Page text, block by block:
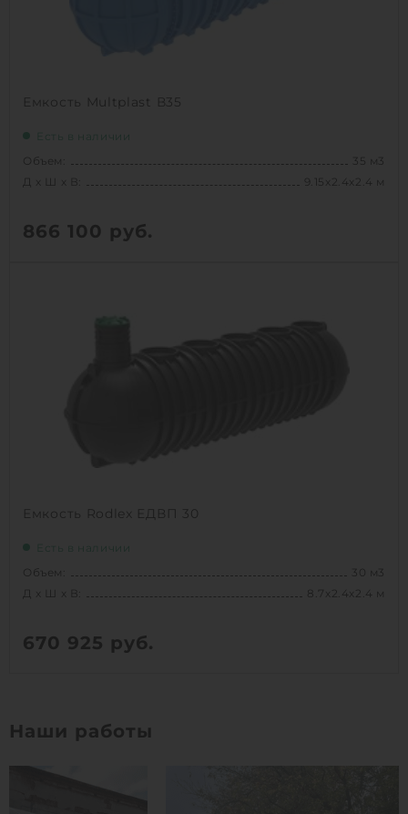
Емкость Multplast В35
Есть в наличии
Объем:
35 м3
Д х Ш х В:
9.15х2.4х2.4 м
866 100 руб.
Емкость Rodlex ЕДВП 30
Есть в наличии
Объем:
30 м3
Д х Ш х В:
8.7х2.4х2.4 м
Объем:
1
670 925 руб.
Наши работы